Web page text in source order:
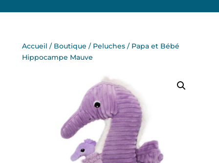
Accueil / Boutique / Peluches/ Papa et Bébé
Hippocampe Mauve